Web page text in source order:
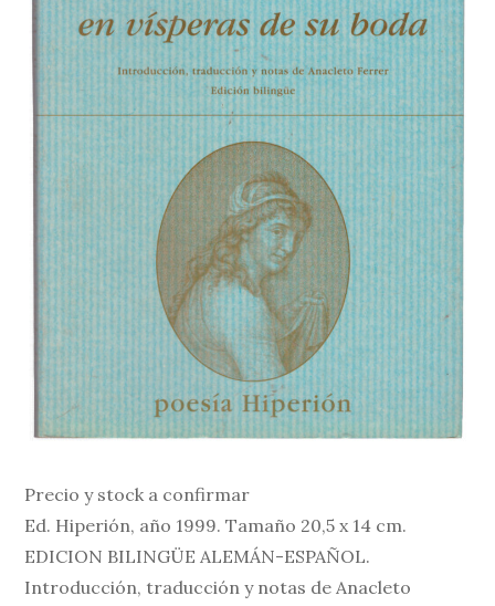
Precio y stock a confirmar
Ed. Hiperión, año 1999. Tamaño 20,5 x 14 cm.
EDICION BILINGÜE ALEMÁN-ESPAÑOL.
Introducción, traducción y notas de Anacleto